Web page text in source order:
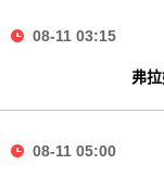
08-11 03:15
弗
08-11 05:00